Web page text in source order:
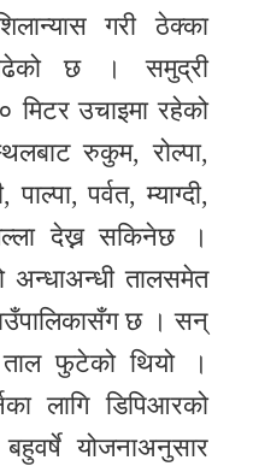
गरी ठेक्का
बढेको छ । समुद्री
उचाइमा रहेको
रुकुम, रोल्पा,
पर्वत, म्याग्दी,
देख्न सकिनेछ ।
तालसमेत
छ । सन्
फुटेको थियो ।
लागि डिपिआरको
योजनाअनुसार